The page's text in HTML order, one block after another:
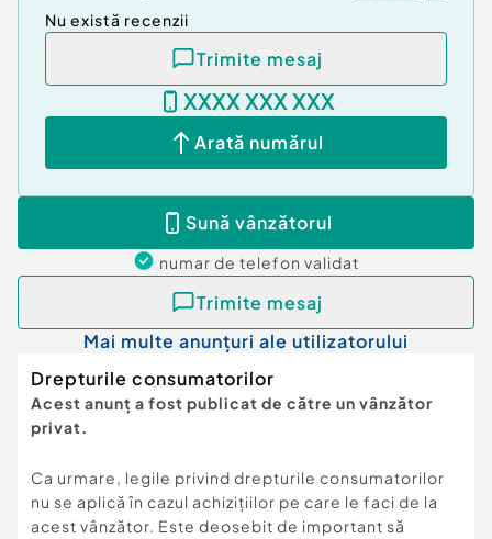
Nu există recenzii
Trimite mesaj
XXXX XXX XXX
Arată numărul
Sună vânzătorul
numar de telefon validat
Trimite mesaj
Mai multe anunțuri ale utilizatorului
Drepturile consumatorilor
Acest anunț a fost publicat de către un vânzător
privat.
Ca urmare, legile privind drepturile consumatorilor
nu se aplică în cazul achizițiilor pe care le faci de la
acest vânzător. Este deosebit de important să